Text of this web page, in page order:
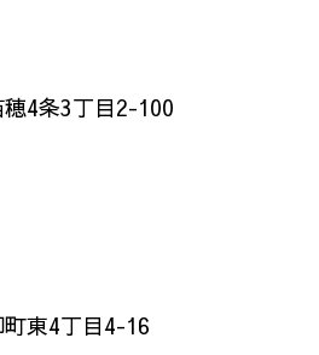
4条3丁目2-100
東4丁目4-16